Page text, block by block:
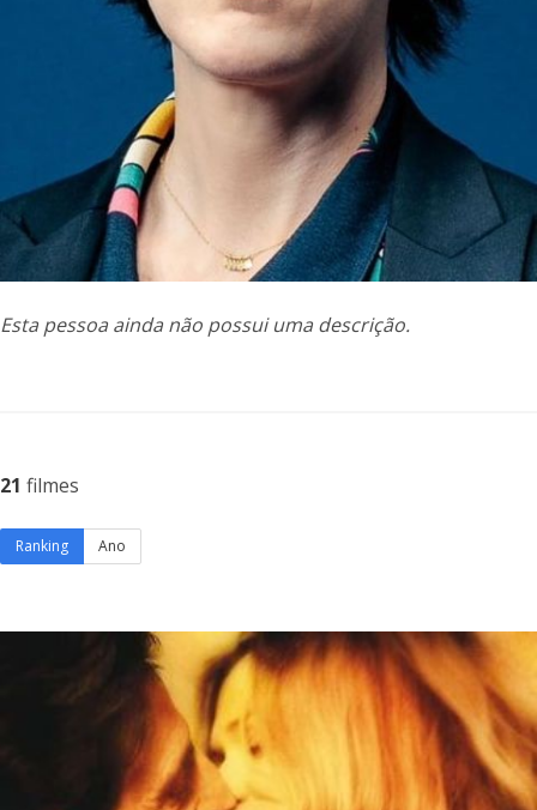
Esta pessoa ainda não possui uma descrição.
21 filmes
Ranking Ano